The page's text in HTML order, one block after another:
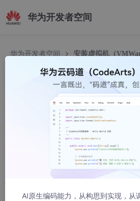
华为开发者空间
华为开发者空间
安装虚拟机（
安装虚拟机（VMWare）时遇
容问题
Wo_13
1897人浏览 · 2023-09-11 08:53:26
安装虚拟机（VMWare）时遇到的
AI原生编码能力，从构思到实现，从